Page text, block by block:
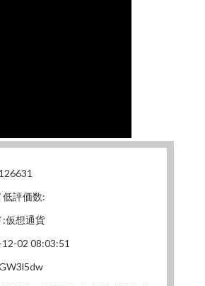
評価数:
:仮想通貨
02 08:03:51